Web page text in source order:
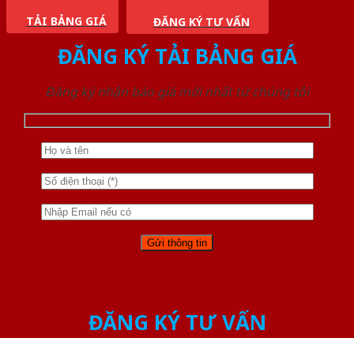
TẢI BẢNG GIÁ ĐĂNG KÝ TƯ VẤN
ĐĂNG KÝ TẢI BẢNG GIÁ
Đăng ký nhận báo giá mới nhất từ chúng tôi
ĐĂNG KÝ TƯ VẤN